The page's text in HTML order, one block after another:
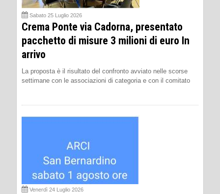
Sabato 25 Luglio 2026
Crema Ponte via Cadorna, presentato
pacchetto di misure 3 milioni di euro In
arrivo
La proposta è il risultato del confronto avviato nelle scorse
settimane con le associazioni di categoria e con il comitato
Venerdì 24 Luglio 2026